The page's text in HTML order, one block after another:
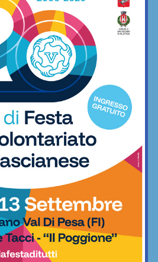
danno la coppa a Virtus
Cup Amatori, vincono i
di Cantera ai rigori
Crimi
Cup Amatori, incredibile
di Ortimino: da 0-2 a 2-2, per
ai supplementari